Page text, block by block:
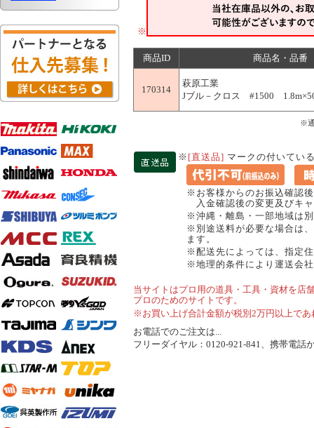
※
商品ID 商品名・品番
170314
萩原工業
Jブル－クロス #1500
※
※ [直送品] マークの付いてい
※お客様からのお振込確認
入金確認後の変更及びキ
※沖縄・離島・一部地域は
※別途送料が必要な場合は
ます。
※配送先によっては、指定
※地理的条件により運送会
当サイトはプロ用の道具・工具・資材を店
プロのためのサイトです。
※お買い上げ合計金額が税別2万円以上で
お電話でのご注文は...
フリーダイヤル：0120-921-841、携帯電